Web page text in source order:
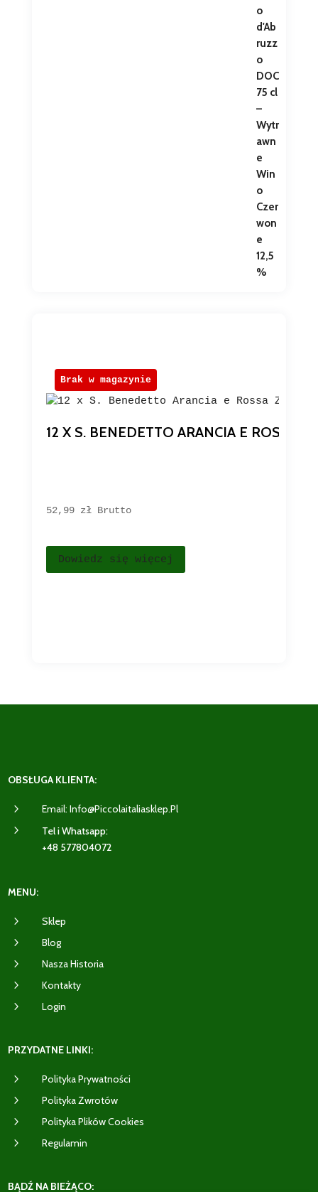
12 X S. BENEDETTO ARANCIA E ROSSA
52,99 zł Brutto
Dowiedz się więcej
Brak w magazynie
OBSŁUGA KLIENTA:
5 Email: Info@piccolaitaliasklep.pl
5
Tel i Whatsapp:
+48 577804072
MENU:
5 Sklep
5 Blog
5 Nasza Historia
5 Kontakty
5 Login
PRZYDATNE LINKI:
5 Polityka Prywatności
5 Polityka Zwrotów
5 Polityka Plików Cookies
5 Regulamin
BĄDŹ NA BIEŻĄCO: